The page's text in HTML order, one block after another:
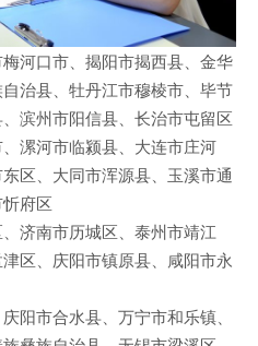
河口市、揭阳市揭西县、金华
治县、牡丹江市穆棱市、毕节
滨州市阳信县、长治市屯留区
漯河市临颍县、大连市庄河
区、大同市浑源县、玉溪市通
府区
济南市历城区、泰州市靖江
区、庆阳市镇原县、咸阳市永
阳市合水县、万宁市和乐镇、